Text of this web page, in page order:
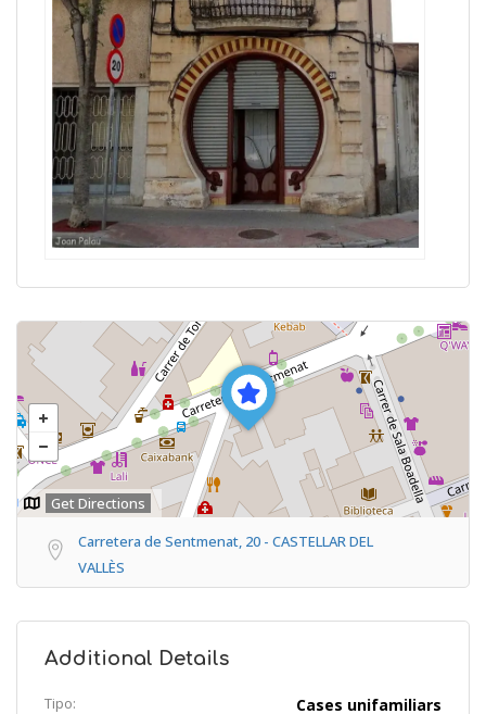
Get Directions
Carretera de Sentmenat, 20 - CASTELLAR DEL
VALLÈS
Additional Details
Tipo: Cases unifamiliars